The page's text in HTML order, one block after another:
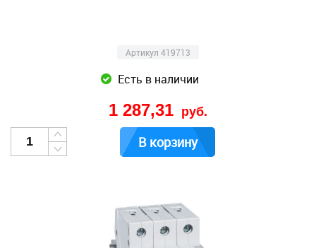
Артикул 419713
Есть в наличии
1 287,31 руб.
В корзину